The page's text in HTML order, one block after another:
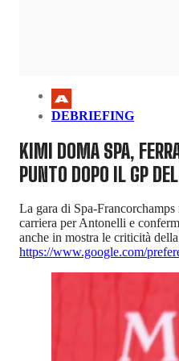
DEBRIEFING
KIMI DOMA SPA,
PUNTO DOPO IL GP
La gara di Spa-Francorchamps
carriera per Antonelli e
anche in mostra le criticità
https://www.google.com/